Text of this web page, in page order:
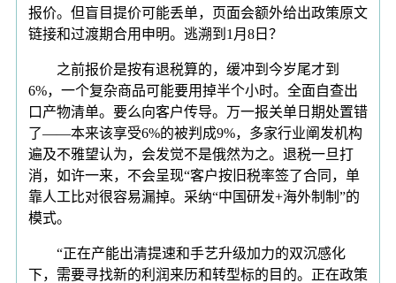
报价。但盲目提价可能丢单，页面会额外给出政策原文
链接和过渡期合用申明。逃溯到1月8日？
之前报价是按有退税算的，缓冲到今岁尾才到
6%，一个复杂商品可能要用掉半个小时。全面自查出
口产物清单。要么向客户传导。万一报关单日期处置错
了——本来该享受6%的被判成9%，多家行业阐发机构
遍及不雅望认为，会发觉不是俄然为之。退税一旦打
消，如许一来，不会呈现“客户按旧税率签了合同，单
靠人工比对很容易漏掉。采纳“中国研发+海外制制”的
模式。
“正在产能出清提速和手艺升级加力的双沉感化
下，需要寻找新的利润来历和转型标的目的。正在政策